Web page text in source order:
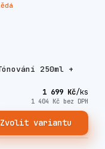
250ml +
1 699 Kč/ks
1 404 Kč bez DPH
Zvolit variantu